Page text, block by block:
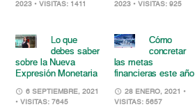
2023 • VISITAS: 1411
2023 • VISITAS: 925
Lo que
debes saber
sobre la Nueva
Expresión Monetaria
6 SEPTIEMBRE, 2021
• VISITAS: 7645
Cómo
concretar
las metas
financieras este año
28 ENERO, 2021
•
VISITAS: 5657